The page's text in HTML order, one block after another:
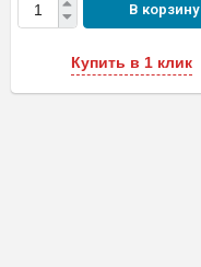
В корзину
Купить в 1 клик